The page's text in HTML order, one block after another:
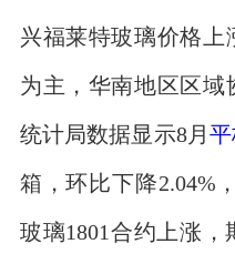
兴福莱特玻璃价格上
为主，华南地区区域
统计局数据显示8月
箱，环比下降2.04%
玻璃1801合约上涨，